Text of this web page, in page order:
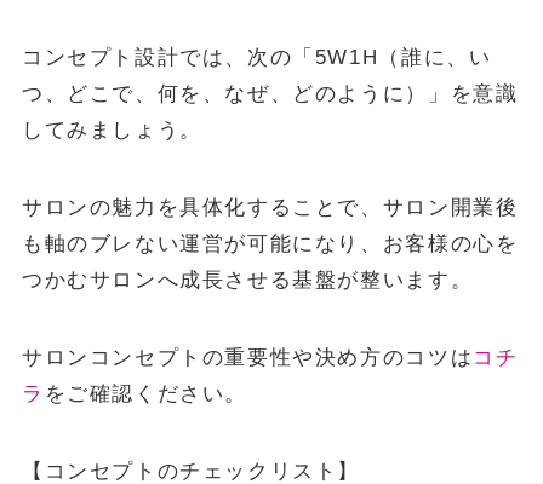
コンセプト設計では、次の「5W1H（誰に、い
つ、どこで、何を、なぜ、どのように）」を意識
してみましょう。
サロンの魅力を具体化することで、サロン開業後
も軸のブレない運営が可能になり、お客様の心を
つかむサロンへ成長させる基盤が整います。
サロンコンセプトの重要性や決め方のコツは コチ
ラ をご確認ください。
【コンセプトのチェックリスト】